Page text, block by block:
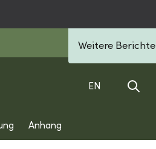
Weitere Berichte
EN
Anhang